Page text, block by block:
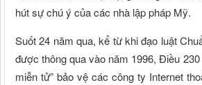
hút sự chú ý của các nhà lập pháp Mỹ.
Suốt 24 năm qua, kể từ khi đạo luật
được thông qua vào năm 1996, Điều
miễn tử” bảo vệ các công ty Internet